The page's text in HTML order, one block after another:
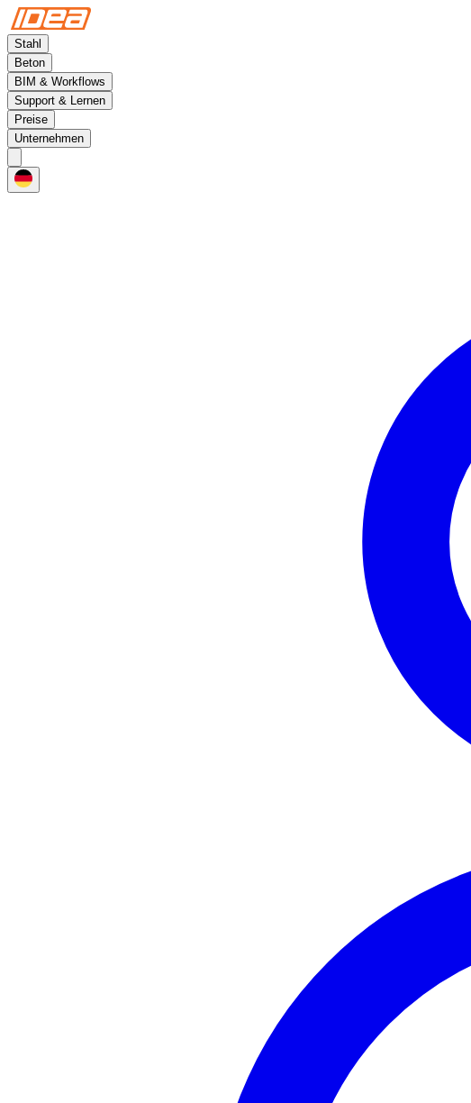
Stahl
Beton
BIM & Workflows
Support & Lernen
Preise
Unternehmen